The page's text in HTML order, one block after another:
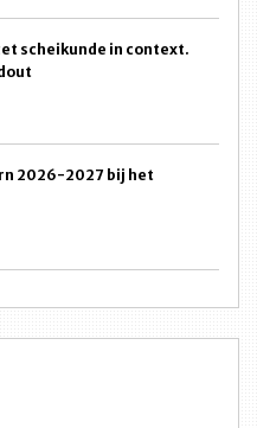
scheikunde in context.
2026-2027 bij het